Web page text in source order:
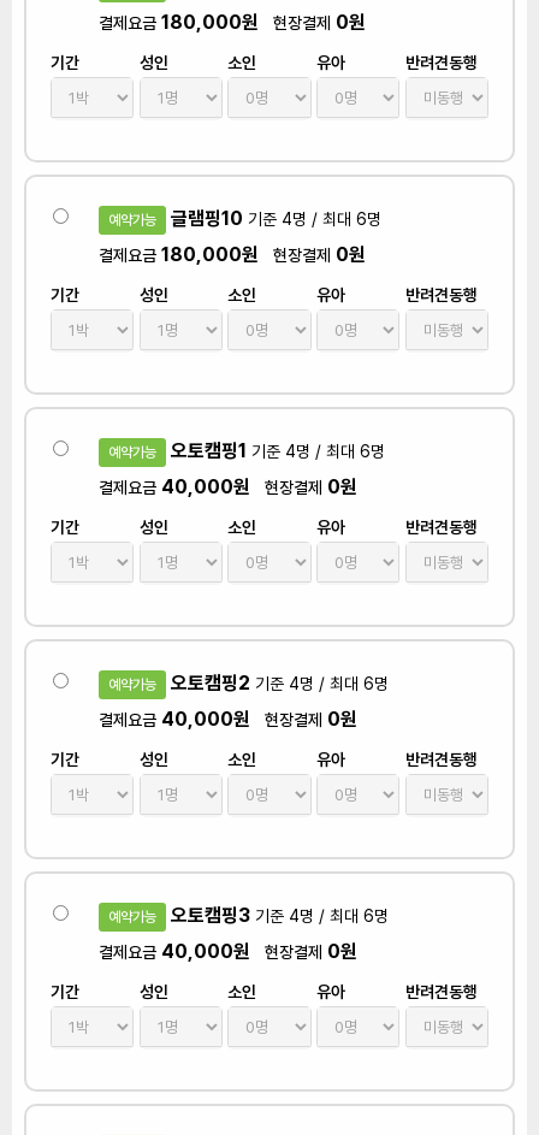
결제요금 180,000원 현장결제 0원
기간 성인 소인 유아 반려견동행
예약가능 글램핑10 기준 4명 / 최대 6명
결제요금 180,000원 현장결제 0원
기간 성인 소인 유아 반려견동행
예약가능 오토캠핑1 기준 4명 / 최대 6명
결제요금 40,000원 현장결제 0원
기간 성인 소인 유아 반려견동행
예약가능 오토캠핑2 기준 4명 / 최대 6명
결제요금 40,000원 현장결제 0원
기간 성인 소인 유아 반려견동행
예약가능 오토캠핑3 기준 4명 / 최대 6명
결제요금 40,000원 현장결제 0원
기간 성인 소인 유아 반려견동행